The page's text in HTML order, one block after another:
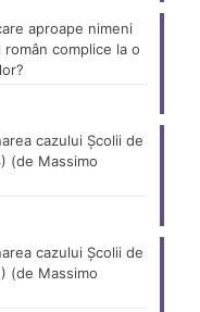
aproape nimeni
complice la o
cazului Școlii de
(de Massimo
cazului Școlii de
(de Massimo